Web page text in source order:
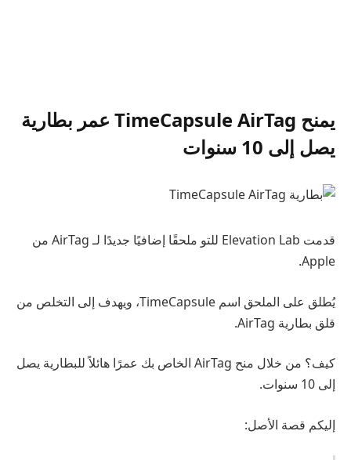
يمنح TimeCapsule AirTag عمر بطارية
يصل إلى 10 سنوات
قدمت Elevation Lab للتو ملحقًا إضافيًا جديدًا لـ AirTag من
Apple.
يُطلق على الملحق اسم TimeCapsule، ويهدف إلى التخلص من
قلق بطارية AirTag.
كيف؟ من خلال منح AirTag الخاص بك عمرًا هائلاً للبطارية يصل
إلى 10 سنوات.
إليكم قصة الأصل: